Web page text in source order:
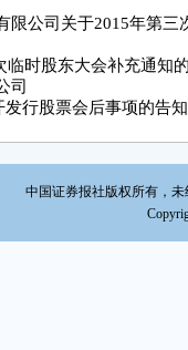
限公司关于2015年第三
临时股东大会补充通知
司
行股票会后事项的告
中国证券报社版权所有，未